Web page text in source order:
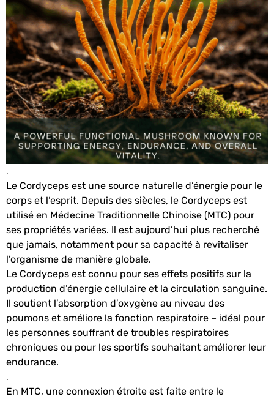
.
Le Cordyceps est une source naturelle d’énergie pour le
corps et l’esprit. Depuis des siècles, le Cordyceps est
utilisé en Médecine Traditionnelle Chinoise (MTC) pour
ses propriétés variées. Il est aujourd’hui plus recherché
que jamais, notamment pour sa capacité à revitaliser
l’organisme de manière globale.
Le Cordyceps est connu pour ses effets positifs sur la
production d’énergie cellulaire et la circulation sanguine.
Il soutient l’absorption d’oxygène au niveau des
poumons et améliore la fonction respiratoire – idéal pour
les personnes souffrant de troubles respiratoires
chroniques ou pour les sportifs souhaitant améliorer leur
endurance.
.
En MTC, une connexion étroite est faite entre le